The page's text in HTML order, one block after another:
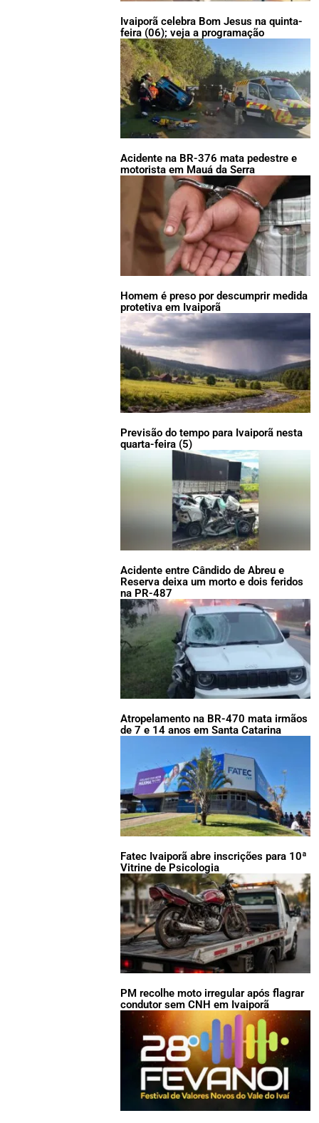
Ivaiporã celebra Bom Jesus na quinta-
feira (06); veja a programação
Acidente na BR-376 mata pedestre e
motorista em Mauá da Serra
Homem é preso por descumprir medida
protetiva em Ivaiporã
Previsão do tempo para Ivaiporã nesta
quarta-feira (5)
Acidente entre Cândido de Abreu e
Reserva deixa um morto e dois feridos
na PR-487
Atropelamento na BR-470 mata irmãos
de 7 e 14 anos em Santa Catarina
Fatec Ivaiporã abre inscrições para 10ª
Vitrine de Psicologia
PM recolhe moto irregular após flagrar
condutor sem CNH em Ivaiporã